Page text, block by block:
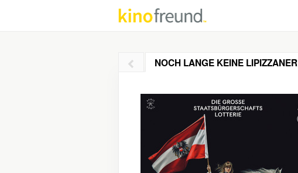
NOCH LANGE KEINE LIPIZZANER